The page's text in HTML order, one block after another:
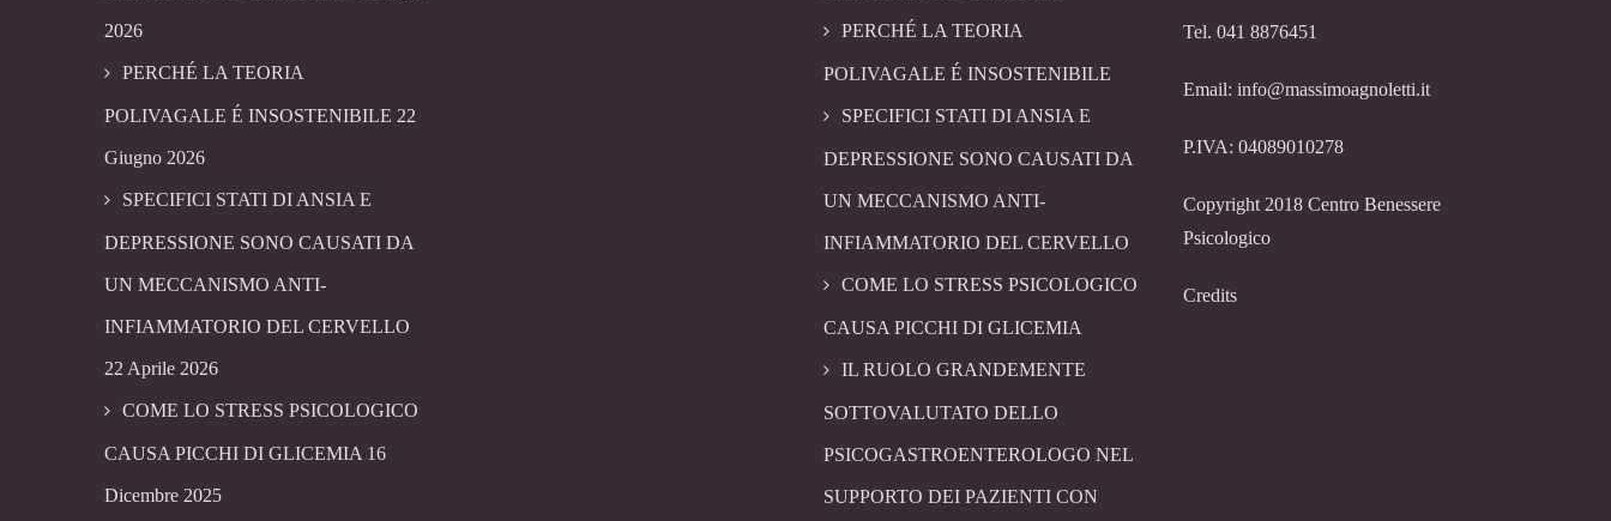
2026
PERCHÉ LA TEORIA
POLIVAGALE É INSOSTENIBILE 22
Giugno 2026
SPECIFICI STATI DI ANSIA E
DEPRESSIONE SONO CAUSATI DA
UN MECCANISMO ANTI-
INFIAMMATORIO DEL CERVELLO
22 Aprile 2026
COME LO STRESS PSICOLOGICO
CAUSA PICCHI DI GLICEMIA 16
Dicembre 2025
PERCHÉ LA TEORIA
POLIVAGALE É INSOSTENIBILE
SPECIFICI STATI DI ANSIA E
DEPRESSIONE SONO CAUSATI DA
UN MECCANISMO ANTI-
INFIAMMATORIO DEL CERVELLO
COME LO STRESS PSICOLOGICO
CAUSA PICCHI DI GLICEMIA
IL RUOLO GRANDEMENTE
SOTTOVALUTATO DELLO
PSICOGASTROENTEROLOGO NEL
SUPPORTO DEI PAZIENTI CON
Tel. 041 8876451
Email: info@massimoagnoletti.it
P.IVA: 04089010278
Copyright 2018 Centro Benessere
Psicologico
Credits